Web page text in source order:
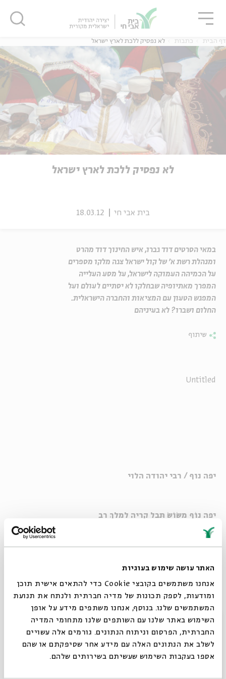
האתר עושה שימוש בעוגיות
אנחנו משתמשים בקובצי Cookie כדי להתאים אישית תוכן
ומודעות, לספק תכונות של מדיה חברתית ולנתח את תנועת
המשתמשים שלנו. בנוסף, אנחנו משתפים מידע על אופן
השימוש באתר שלנו עם השותפים שלנו מתחומי המדיה
החברתית, הפרסום וניתוח הנתונים. גורמים אלה עשויים
לשלב את הנתונים האלה עם מידע אחר שסיפקתם או שהם
אספו בעקבות השימוש שעשיתם בשירותים שלהם.
דף הבית כתבות לא נפסיק ללכת לארץ ישראל
לא נפסיק ללכת לארץ ישראל
בית אבי חי 18.03.12
במאי הסרטים דוד גברו, איש החינוך דוד מהרט
ומנהלת רשת א' של קול ישראל צגה מלקו מספרים
על הכמיהה העמוקה לישראל, על מסע העלייה
המפרך מאתיופיה שבחלקו לא יסתיים לעולם ועל
המפגש הטעון עם המציאות והחברה הישראלית.
החלום ושברו? לא בעיניהם
שיתוף
Untitled
יפה נוף / רבי יהודה הלוי
יְפֵה נוֹף מְשׂוֹשׂ תֵּבֵל קִרְיָה לְמֶלֶךְ רָב
לְךָ נִכְסְפָה נַפְשִׁי מִפַּאֲתֵי מַעְרָב
וּמִי יִתְּנֵנִי עַל כַּנְפֵי נְשָׁרִים עַד
אֲרַוֶּה בְדִמְעָתִי עֲפָרֵךְ וְיִתְעָרָב
דְּרַשְׁתִּיךְ וְאִם מַלְכֵּךְ אֵין בָּךְ וְאִם בִּמְקוֹם
צְרִי גִּלְעֲדֵךְ נָחָשׁ שָׂרָף וְגַם עַקְרָב
סגור
סגור